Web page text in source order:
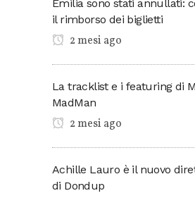
Emilia sono stati annullati:
il rimborso dei biglietti
2 mesi ago
La tracklist e i featuring di
MadMan
2 mesi ago
Achille Lauro è il nuovo
di Dondup